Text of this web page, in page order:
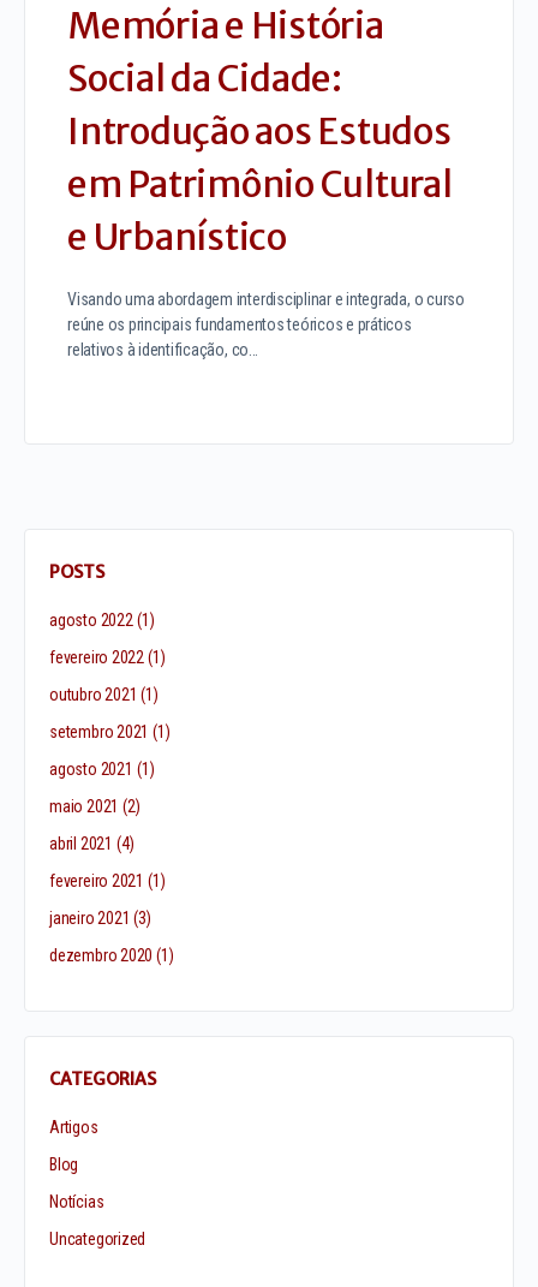
Memória e História
Social da Cidade:
Introdução aos Estudos
em Patrimônio Cultural
e Urbanístico
Visando uma abordagem interdisciplinar e integrada, o curso
reúne os principais fundamentos teóricos e práticos
relativos à identificação, co…
POSTS
agosto 2022 (1)
fevereiro 2022 (1)
outubro 2021 (1)
setembro 2021 (1)
agosto 2021 (1)
maio 2021 (2)
abril 2021 (4)
fevereiro 2021 (1)
janeiro 2021 (3)
dezembro 2020 (1)
CATEGORIAS
Artigos
Blog
Notícias
Uncategorized